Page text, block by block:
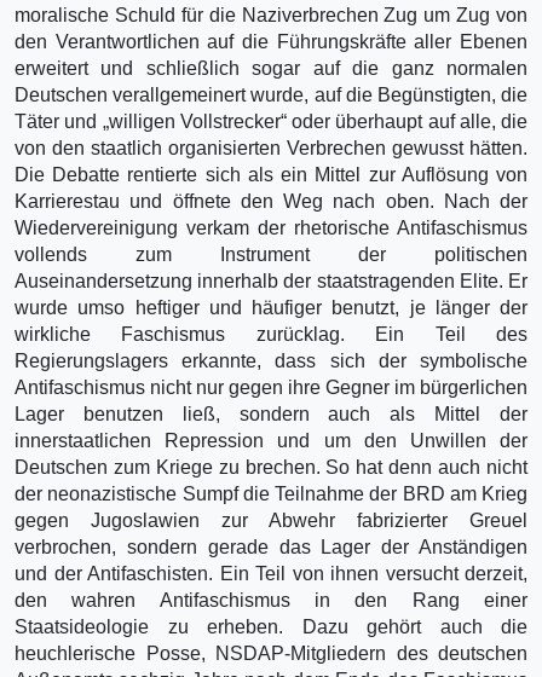
moralische Schuld für die Naziverbrechen Zug um Zug von
den Verantwortlichen auf die Führungskräfte aller Ebenen
erweitert und schließlich sogar auf die ganz normalen
Deutschen verallgemeinert wurde, auf die Begünstigten, die
Täter und „willigen Vollstrecker“ oder überhaupt auf alle, die
von den staatlich organisierten Verbrechen gewusst hätten.
Die Debatte rentierte sich als ein Mittel zur Auflösung von
Karrierestau und öffnete den Weg nach oben. Nach der
Wiedervereinigung verkam der rhetorische Antifaschismus
vollends zum Instrument der politischen
Auseinandersetzung innerhalb der staatstragenden Elite. Er
wurde umso heftiger und häufiger benutzt, je länger der
wirkliche Faschismus zurücklag. Ein Teil des
Regierungslagers erkannte, dass sich der symbolische
Antifaschismus nicht nur gegen ihre Gegner im bürgerlichen
Lager benutzen ließ, sondern auch als Mittel der
innerstaatlichen Repression und um den Unwillen der
Deutschen zum Kriege zu brechen. So hat denn auch nicht
der neonazistische Sumpf die Teilnahme der BRD am Krieg
gegen Jugoslawien zur Abwehr fabrizierter Greuel
verbrochen, sondern gerade das Lager der Anständigen
und der Antifaschisten. Ein Teil von ihnen versucht derzeit,
den wahren Antifaschismus in den Rang einer
Staatsideologie zu erheben. Dazu gehört auch die
heuchlerische Posse, NSDAP-Mitgliedern des deutschen